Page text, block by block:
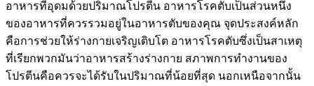
อาหารที่อุดมด้วยปริมาณโปรตีน อาหารโรคตับเป็นส่วนหนึ่ง
ของอาหารที่ควรรวมอยู่ในอาหารตับของคุณ จุดประสงค์หลัก
คือการช่วยให้ร่างกายเจริญเติบโต อาหารโรคตับซึ่งเป็นสาเหตุ
ที่เรียกพวกมันว่าอาหารสร้างร่างกาย สภาพการทำงานของ
โปรตีนคือควรจะได้รับในปริมาณที่น้อยที่สุด นอกเหนือจากนั้น